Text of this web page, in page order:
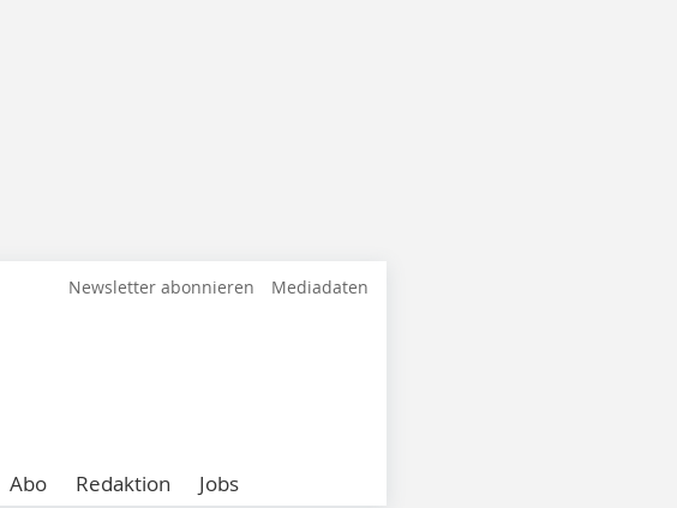
Newsletter abonnieren Mediadaten
Abo Redaktion Jobs